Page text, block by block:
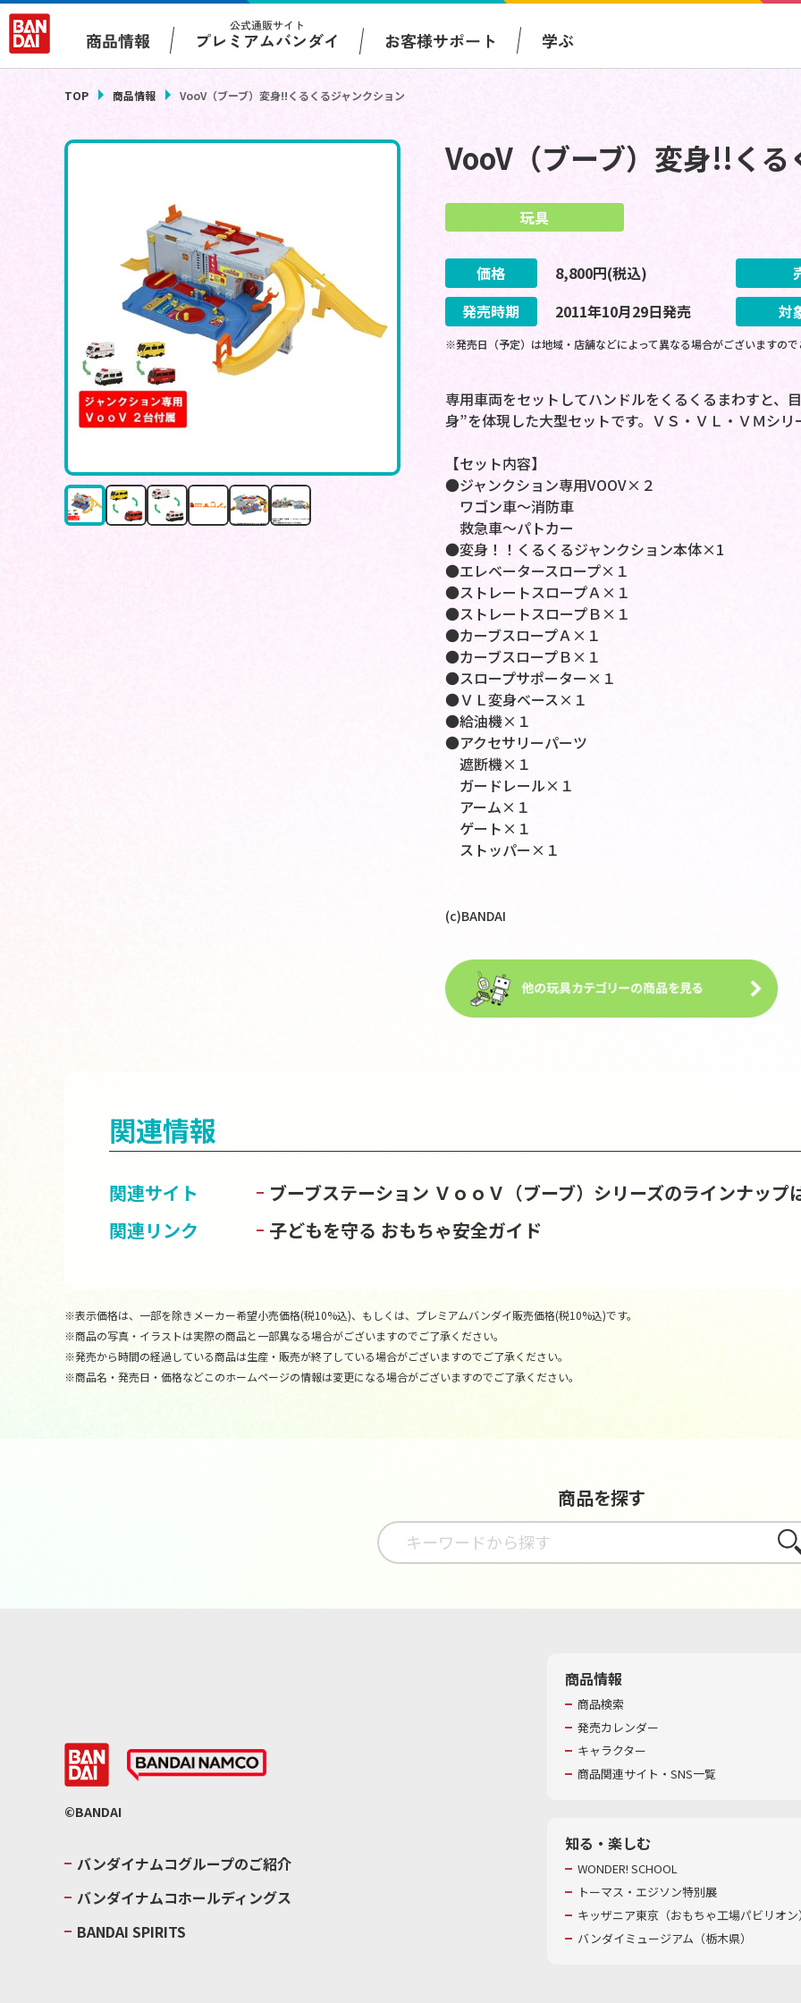
商品情報
公式通販サイト
プレミアムバンダイ お客様サポート 学ぶ
TOP 商品情報 VooV（ブーブ）変身!!くるくるジャンクション
VooV（ブーブ）変身!!くる
玩具
価格 8,800円(税込)
発売時期
2011年10月29日発売 対
※発売日（予定）は地域・店舗などによって異なる場合がございますの
専用車両をセットしてハンドルをくるくるまわすと、
身”を体現した大型セットです。ＶＳ・ＶＬ・ＶＭシリ
【セット内容】
●ジャンクション専用VOOV×２
ワゴン車～消防車
救急車～パトカー
●変身！！くるくるジャンクション本体×1
●エレベータースロープ×１
●ストレートスロープＡ×１
●ストレートスロープＢ×１
●カーブスロープＡ×１
●カーブスロープＢ×１
●スロープサポーター×１
●ＶＬ変身ベース×１
●給油機×１
●アクセサリーパーツ
遮断機×１
ガードレール×１
アーム×１
ゲート×１
ストッパー×１
(c)BANDAI
関連情報
関連サイト ブーブステーション ＶｏｏＶ（ブーブ）シリーズのラインナッ
関連リンク
子どもを守る おもちゃ安全ガイド
※表示価格は、一部を除きメーカー希望小売価格(税10%込)、もしくは、プレミアムバンダイ販売価格(税10%込)です。
※商品の写真・イラストは実際の商品と一部異なる場合がございますのでご了承ください。
※発売から時間の経過している商品は生産・販売が終了している場合がございますのでご了承ください。
※商品名・発売日・価格などこのホームページの情報は変更になる場合がございますのでご了承ください。
商品を探す
さが
©BANDAI
バンダイナムコグループのご紹介
バンダイナムコホールディングス
BANDAI SPIRITS
商品情報
商品検索
発売カレンダー
キャラクター
商品関連サイト・SNS一覧
知る・楽しむ
WONDER! SCHOOL
トーマス・エジソン特別展
キッザニア東京（おもちゃ工場パビリオ
バンダイミュージアム（栃木県）